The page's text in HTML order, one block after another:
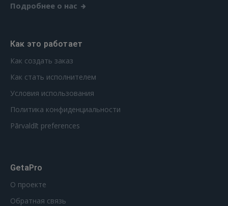
Подробнее о нас
Как это работает
Как создать заказ
Как стать исполнителем
Условия использования
Политика конфиденциальности
Pārvaldīt preferences
GetaPro
О проекте
Обратная связь